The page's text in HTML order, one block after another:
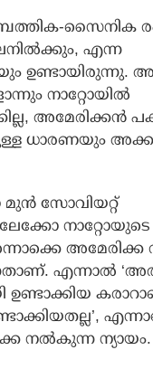
സൈനിക
എന്ന
ഉണ്ടായിരുന്നു.
നാറ്റോയില്‍
അമേരിക്കന്‍
ധാരണയും
മുന്‍ സോവിയറ്റ്
അമേരിക്ക
എന്നാല്‍
നല്‍കുന്ന ന്യായം.